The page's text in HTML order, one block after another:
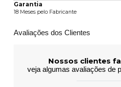
Garantia
18 Meses pelo Fabricante
Avaliações dos Clientes
Nossos clientes
veja algumas avaliações de